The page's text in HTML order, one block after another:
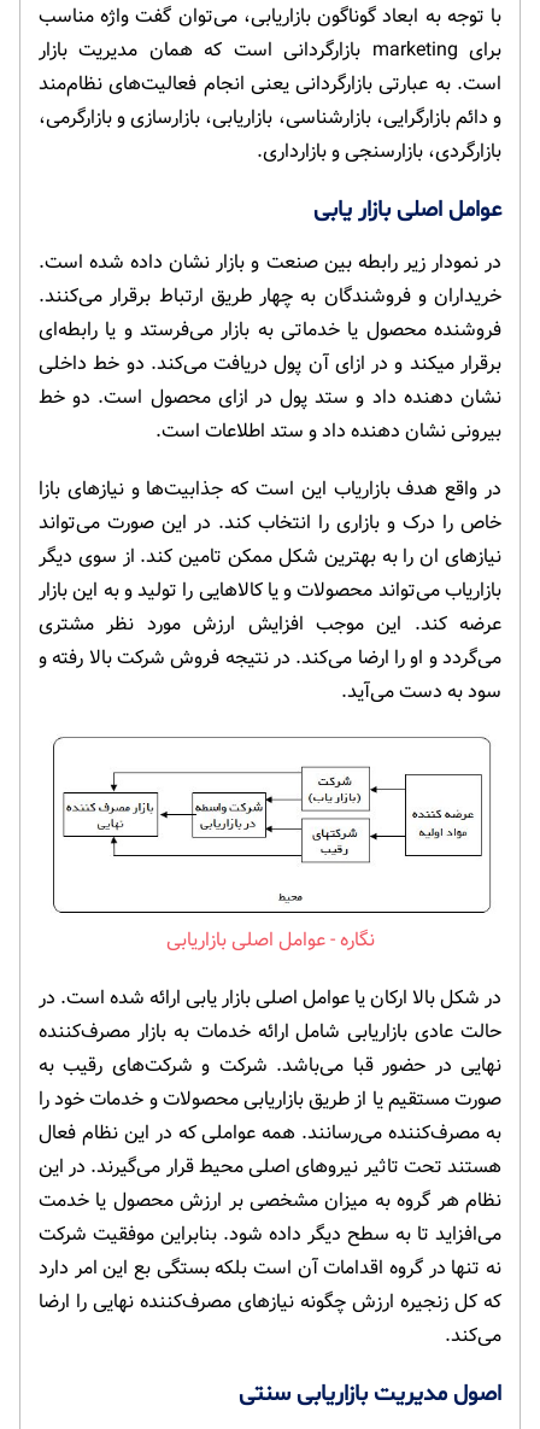
با توجه به ابعاد گوناگون بازاریابی، می‌توان گفت واژه مناسب
برای marketing بازارگردانی است که همان مدیریت بازار
است. به عبارتی بازارگردانی یعنی انجام فعالیت‌های نظام‌مند
و دائم بازارگرایی، بازارشناسی، بازاریابی، بازارسازی و بازارگرمی،
بازارگردی، بازارسنجی و بازارداری.
عوامل اصلی بازار یابی
در نمودار زیر رابطه بین صنعت و بازار نشان داده شده است.
خریداران و فروشندگان به چهار طریق ارتباط برقرار می‌کنند.
فروشنده محصول یا خدماتی به بازار می‌فرستد و یا رابطه‌ای
برقرار میکند و در ازای آن پول دریافت می‌کند. دو خط داخلی
نشان دهنده داد و ستد پول در ازای محصول است. دو خط
بیرونی نشان دهنده داد و ستد اطلاعات است.
در واقع هدف بازاریاب این است که جذابیت‌ها و نیازهای بازا
خاص را درک و بازاری را انتخاب کند. در این صورت می‌تواند
نیازهای ان را به بهترین شکل ممکن تامین کند. از سوی دیگر
بازاریاب می‌تواند محصولات و یا کالاهایی را تولید و به این بازار
عرضه کند. این موجب افزایش ارزش مورد نظر مشتری
می‌گردد و او را ارضا می‌کند. در نتیجه فروش شرکت بالا رفته و
سود به دست می‌آید.
عوامل اصلی بازاریابی
در شکل بالا ارکان یا عوامل اصلی بازار یابی ارائه شده است. در
حالت عادی بازاریابی شامل ارائه خدمات به بازار مصرف‌کننده
نهایی در حضور قبا می‌باشد. شرکت و شرکت‌های رقیب به
صورت مستقیم یا از طریق بازاریابی محصولات و خدمات خود را
به مصرف‌کننده می‌رسانند. همه عواملی که در این نظام فعال
هستند تحت تاثیر نیروهای اصلی محیط قرار می‌گیرند. در این
نظام هر گروه به میزان مشخصی بر ارزش محصول یا خدمت
می‌افزاید تا به سطح دیگر داده شود. بنابراین موفقیت شرکت
نه تنها در گروه اقدامات آن است بلکه بستگی بع این امر دارد
که کل زنجیره ارزش چگونه نیازهای مصرف‌کننده نهایی را ارضا
می‌کند.
اصول مدیریت بازاریابی سنتی